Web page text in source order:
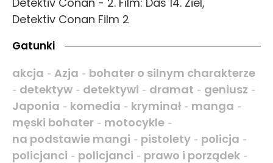
Detektiv Conan Film 2
Gatunki
akcja - Azja - bohater o silnym charakterze
- detektyw - detektywi - dramat - geniusz -
Japonia - komedia - kryminał - manga -
męski bohater - motocykle -
na podstawie mangi - pistolety - policja -
policjanci - policjanci - prawo i porządek -